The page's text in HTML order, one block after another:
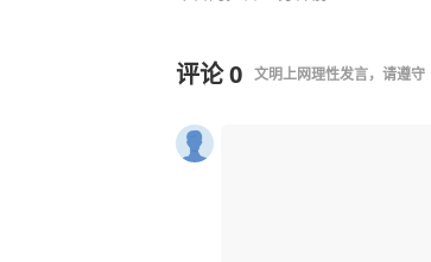
评论0 文明上网理性发言，请遵守